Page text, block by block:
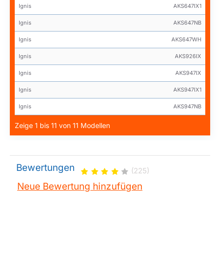
Ignis AKS647IX1
Ignis AKS647NB
Ignis AKS647WH
Ignis AKS926IX
Ignis AKS947IX
Ignis AKS947IX1
Ignis AKS947NB
Zeige 1 bis 11 von 11 Modellen
Bewertungen (225)
Neue Bewertung hinzufügen